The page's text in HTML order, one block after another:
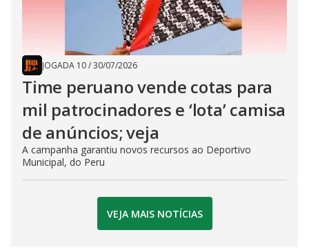
JOGADA 10/30/07/2026
Time peruano vende cotas para
mil patrocinadores e ‘lota’ camisa
de anúncios; veja
A campanha garantiu novos recursos ao Deportivo
Municipal, do Peru
VEJA MAIS NOTÍCIAS